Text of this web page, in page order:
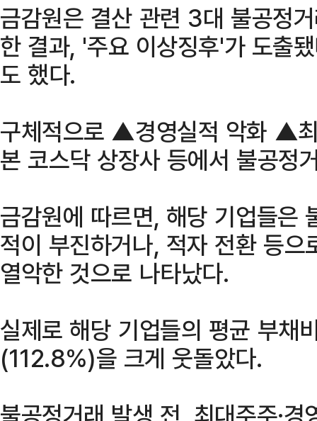
금감원은 결산 관련 3대 불공정
한 결과, '주요 이상징후'가 도출
도 했다.
구체적으로 ▲경영실적 악화 ▲
본 코스닥 상장사 등에서 불공정
금감원에 따르면, 해당 기업들은
적이 부진하거나, 적자 전환 등으
열악한 것으로 나타났다.
실제로 해당 기업들의 평균 부채
(112.8%)을 크게 웃돌았다.
불공정거래 발생 전, 최대주주·